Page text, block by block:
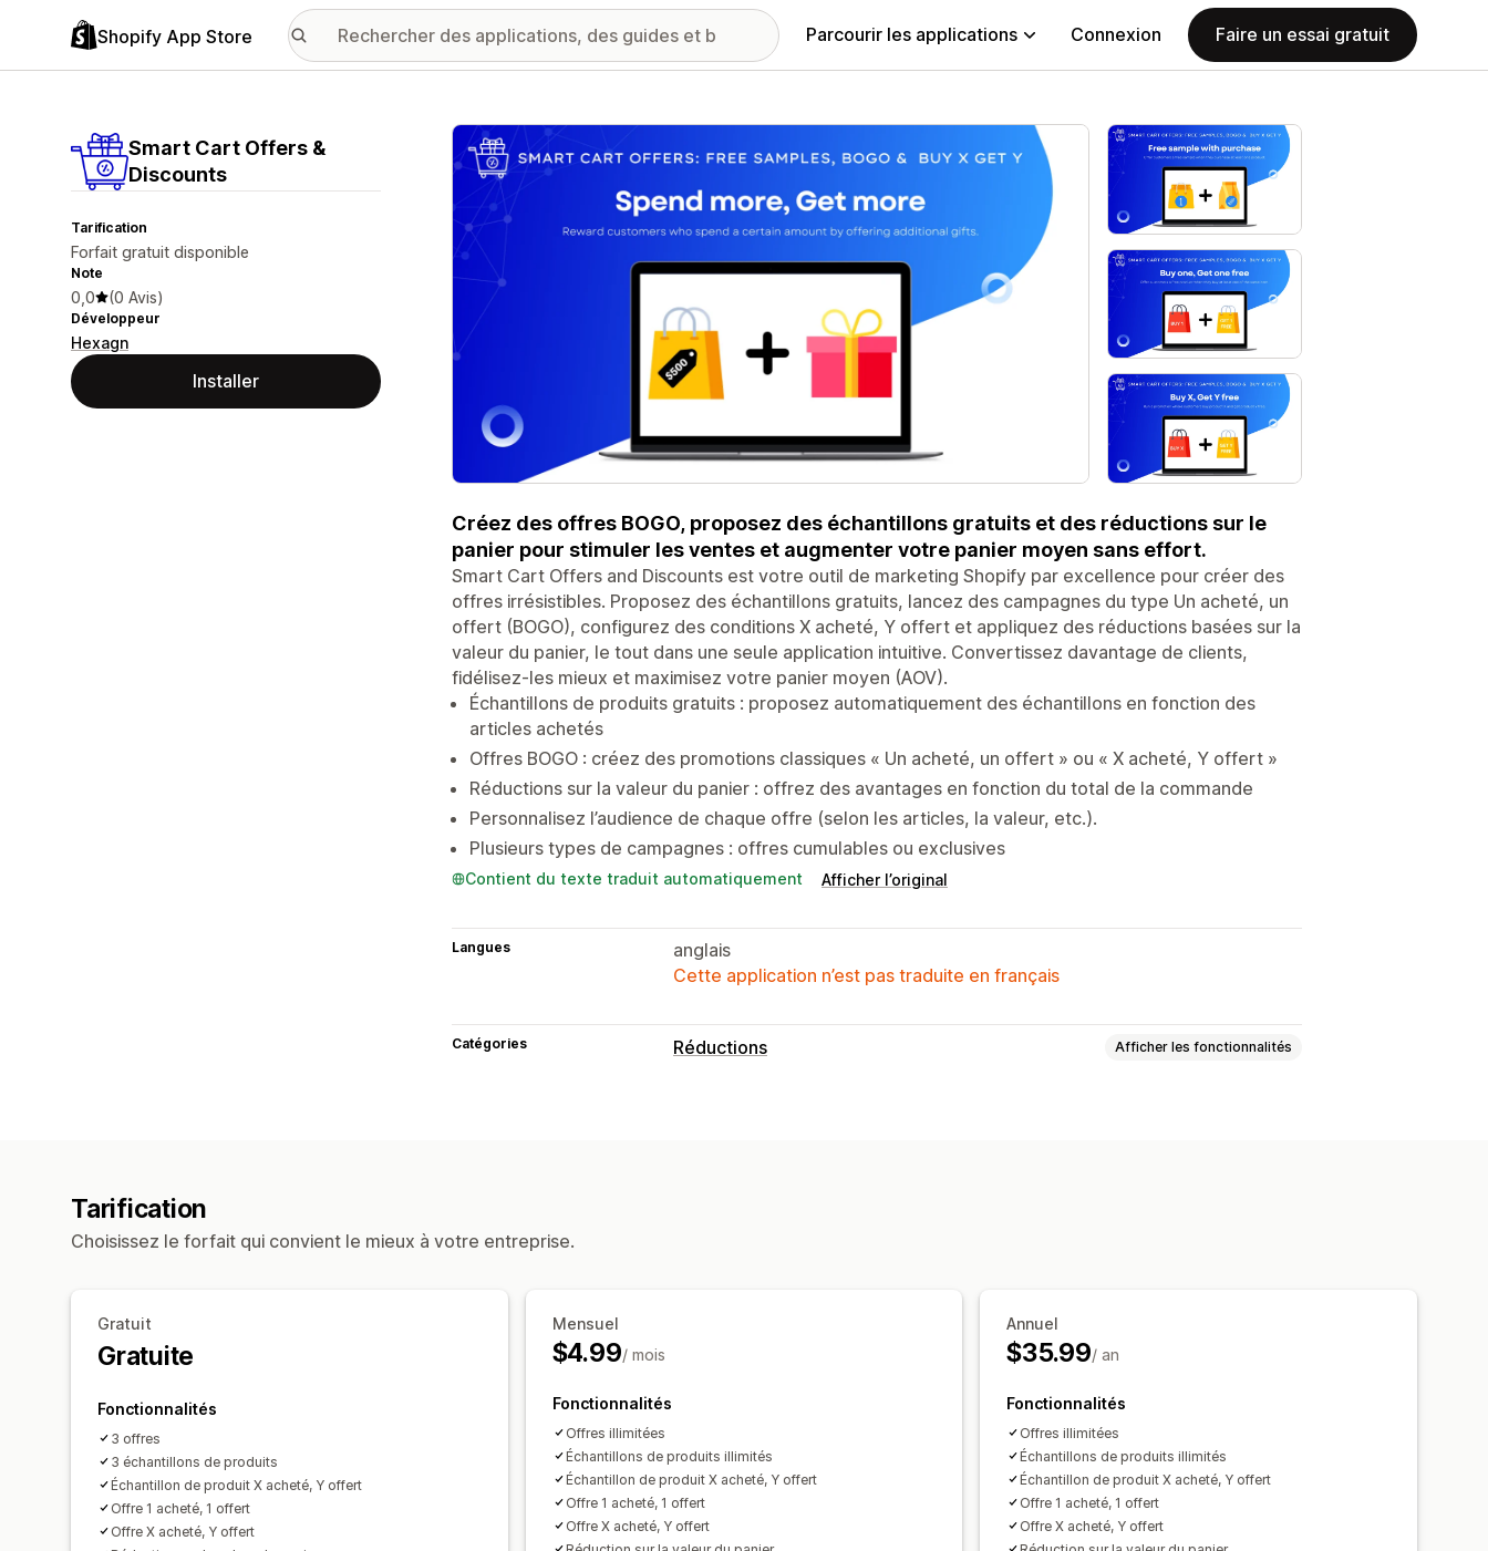
Shopify App Store Parcourir les applications Connexion Faire un essai gratuit
Smart Cart Offers &
Discounts
Tarification
Forfait gratuit disponible
Note
0,0 (0 Avis)
Développeur
Hexagn
Installer
Galerie d’images vedette
Créez des offres BOGO, proposez des échantillons gratuits et des réductions sur le
panier pour stimuler les ventes et augmenter votre panier moyen sans effort.
Smart Cart Offers and Discounts est votre outil de marketing Shopify par excellence pour créer des
offres irrésistibles. Proposez des échantillons gratuits, lancez des campagnes du type Un acheté, un
offert (BOGO), configurez des conditions X acheté, Y offert et appliquez des réductions basées sur la
valeur du panier, le tout dans une seule application intuitive. Convertissez davantage de clients,
fidélisez-les mieux et maximisez votre panier moyen (AOV).
Échantillons de produits gratuits : proposez automatiquement des échantillons en fonction des
articles achetés
Offres BOGO : créez des promotions classiques « Un acheté, un offert » ou « X acheté, Y offert »
Réductions sur la valeur du panier : offrez des avantages en fonction du total de la commande
Personnalisez l’audience de chaque offre (selon les articles, la valeur, etc.).
Plusieurs types de campagnes : offres cumulables ou exclusives
Contient du texte traduit automatiquement Afficher l’original
Langues
anglais
Cette application n’est pas traduite en français
Catégories Réductions Afficher les fonctionnalités
Tarification
Choisissez le forfait qui convient le mieux à votre entreprise.
Gratuit
Gratuite
Fonctionnalités
3 offres
3 échantillons de produits
Échantillon de produit X acheté, Y offert
Offre 1 acheté, 1 offert
Offre X acheté, Y offert
Mensuel
$4.99/ mois
Fonctionnalités
Offres illimitées
Échantillons de produits illimités
Échantillon de produit X acheté, Y offert
Offre 1 acheté, 1 offert
Offre X acheté, Y offert
Annuel
$35.99/ an
Fonctionnalités
Offres illimitées
Échantillons de produits illimités
Échantillon de produit X acheté, Y offert
Offre 1 acheté, 1 offert
Offre X acheté, Y offert